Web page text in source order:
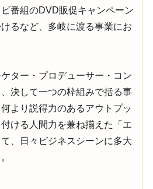
番組のDVD販促キャンペーン
るなど、多岐に渡る事業にお
ター・プロデューサー・コン
決して一つの枠組みで括る事
より説得力のあるアウトプッ
ける人間力を兼ね揃えた「エ
、日々ビジネスシーンに多大